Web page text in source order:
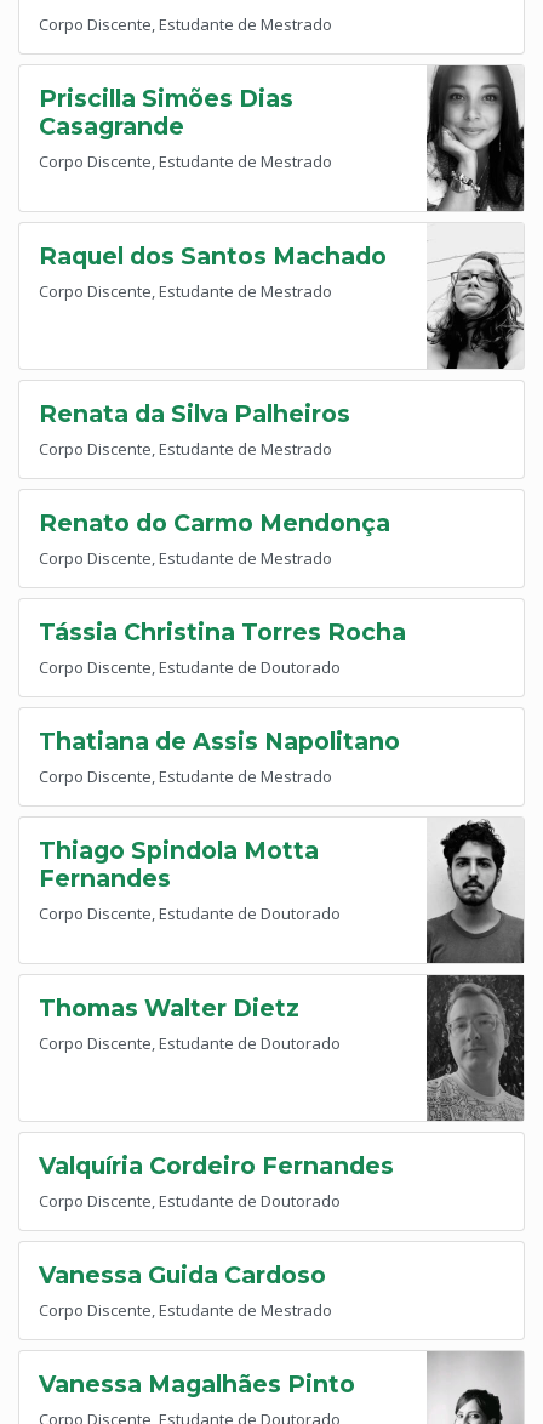
Corpo Discente, Estudante de Mestrado
Priscilla Simões Dias
Casagrande
Corpo Discente, Estudante de Mestrado
Raquel dos Santos Machado
Corpo Discente, Estudante de Mestrado
Renata da Silva Palheiros
Corpo Discente, Estudante de Mestrado
Renato do Carmo Mendonça
Corpo Discente, Estudante de Mestrado
Tássia Christina Torres Rocha
Corpo Discente, Estudante de Doutorado
Thatiana de Assis Napolitano
Corpo Discente, Estudante de Mestrado
Thiago Spindola Motta
Fernandes
Corpo Discente, Estudante de Doutorado
Thomas Walter Dietz
Corpo Discente, Estudante de Doutorado
Valquíria Cordeiro Fernandes
Corpo Discente, Estudante de Doutorado
Vanessa Guida Cardoso
Corpo Discente, Estudante de Mestrado
Vanessa Magalhães Pinto
Corpo Discente, Estudante de Doutorado